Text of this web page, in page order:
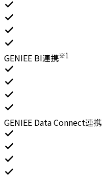
GENIEE BI連携※1
GENIEE Data Connect連携